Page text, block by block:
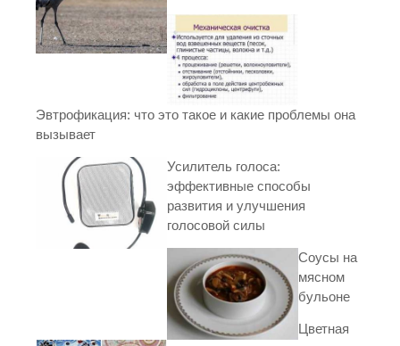
Эвтрофикация: что это такое и какие проблемы она
вызывает
Усилитель голоса:
эффективные способы
развития и улучшения
голосовой силы
Соусы на
мясном
бульоне
Цветная